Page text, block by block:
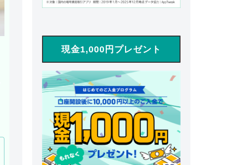
現金1,000円プレゼント